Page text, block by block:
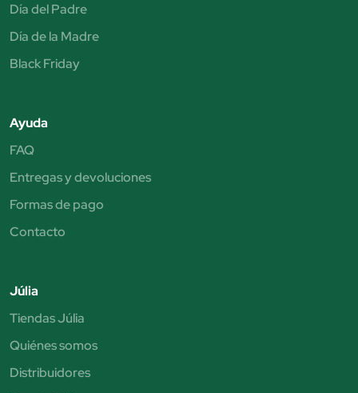
Día del Padre
Día de la Madre
Black Friday
Ayuda
FAQ
Entregas y devoluciones
Formas de pago
Contacto
Júlia
Tiendas Júlia
Quiénes somos
Distribuidores